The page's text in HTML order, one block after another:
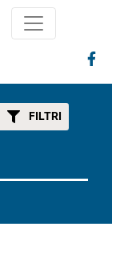
FILTRI